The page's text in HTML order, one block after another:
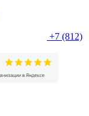
+7 (812)